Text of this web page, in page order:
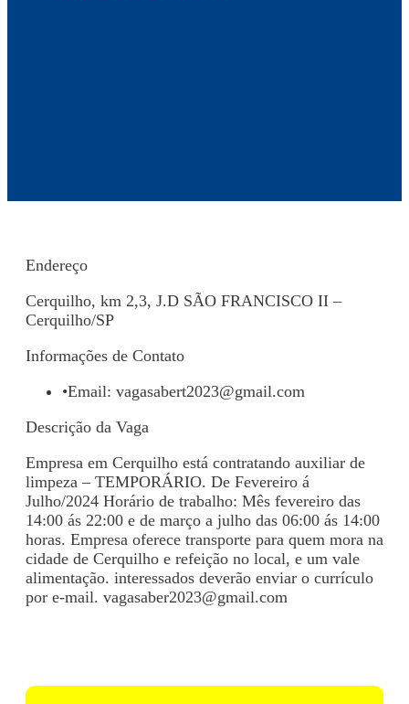
Endereço
Cerquilho, km 2,3, J.D SÃO FRANCISCO II –
Cerquilho/SP
Informações de Contato
•Email: vagasabert2023@gmail.com
Descrição da Vaga
Empresa em Cerquilho está contratando auxiliar de
limpeza – TEMPORÁRIO. De Fevereiro á
Julho/2024 Horário de trabalho: Mês fevereiro das
14:00 ás 22:00 e de março a julho das 06:00 ás 14:00
horas. Empresa oferece transporte para quem mora na
cidade de Cerquilho e refeição no local, e um vale
alimentação. interessados deverão enviar o currículo
por e-mail. vagasaber2023@gmail.com